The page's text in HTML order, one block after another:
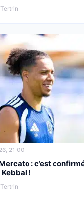
21:00
: c’est
!